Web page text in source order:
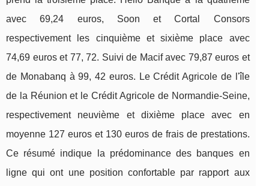
avec 69,24 euros, Soon et Cortal Consors
respectivement les cinquième et sixième place avec
74,69 euros et 77, 72. Suivi de Macif avec 79,87 euros et
de Monabanq à 99, 42 euros. Le Crédit Agricole de l'île
de la Réunion et le Crédit Agricole de Normandie-Seine,
respectivement neuvième et dixième place avec en
moyenne 127 euros et 130 euros de frais de prestations.
Ce résumé indique la prédominance des banques en
ligne qui ont une position confortable par rapport aux